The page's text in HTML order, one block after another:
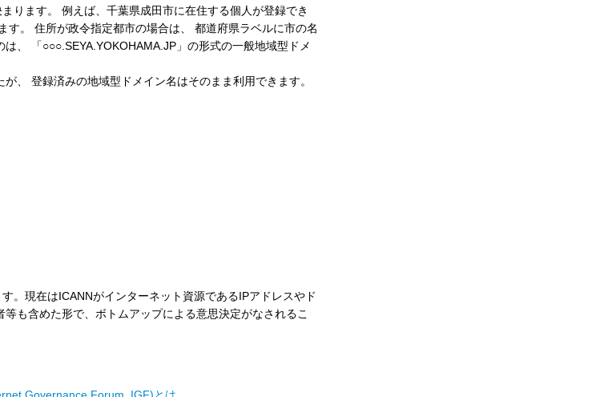
ります。 例えば、千葉県成田市に在住する個人が登録でき
。 住所が政令指定都市の場合は、 都道府県ラベルに市の名
、 「○○○.SEYA.YOKOHAMA.JP」の形式の一般地域型ドメ
、 登録済みの地域型ドメイン名はそのまま利用できます。
。現在はICANNがインターネット資源であるIPアドレスやド
も含めた形で、ボトムアップによる意思決定がなされるこ
Governance Forum, IGF)とは